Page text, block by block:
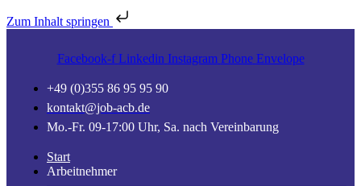
Zum Inhalt springen
Facebook-f Linkedin Instagram Phone Envelope
+49 (0)355 86 95 95 90
kontakt@job-acb.de
Mo.-Fr. 09-17:00 Uhr, Sa. nach Vereinbarung
Start
Arbeitnehmer